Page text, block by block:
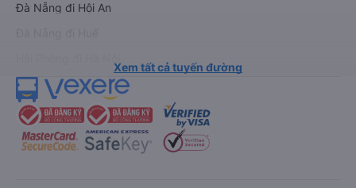
Đà Nẵng đi Hội An
Xem tất cả tuyến đường